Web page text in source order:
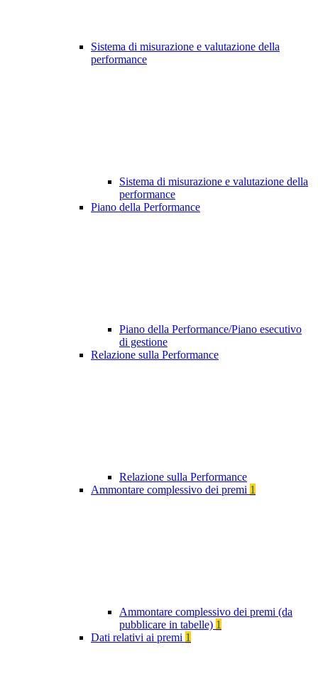
Sistema di misurazione e valutazione della
performance
Sistema di misurazione e valutazione della
performance
Piano della Performance
Piano della Performance/Piano esecutivo
di gestione
Relazione sulla Performance
Relazione sulla Performance
Ammontare complessivo dei premi 1
Ammontare complessivo dei premi (da
pubblicare in tabelle) 1
Dati relativi ai premi 1